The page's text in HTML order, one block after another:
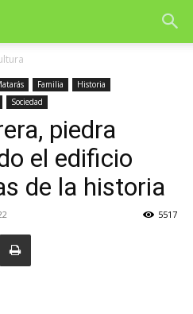
Familia
Historia
Sociedad
piedra
el edificio
de la historia
5517